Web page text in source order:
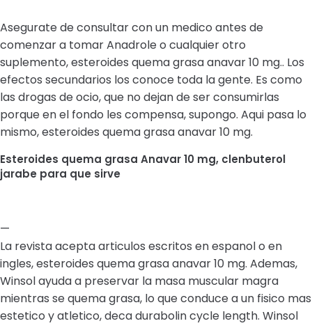
Asegurate de consultar con un medico antes de
comenzar a tomar Anadrole o cualquier otro
suplemento, esteroides quema grasa anavar 10 mg.. Los
efectos secundarios los conoce toda la gente. Es como
las drogas de ocio, que no dejan de ser consumirlas
porque en el fondo les compensa, supongo. Aqui pasa lo
mismo, esteroides quema grasa anavar 10 mg.
Esteroides quema grasa Anavar 10 mg, clenbuterol
jarabe para que sirve
—
La revista acepta articulos escritos en espanol o en
ingles, esteroides quema grasa anavar 10 mg. Ademas,
Winsol ayuda a preservar la masa muscular magra
mientras se quema grasa, lo que conduce a un fisico mas
estetico y atletico, deca durabolin cycle length. Winsol